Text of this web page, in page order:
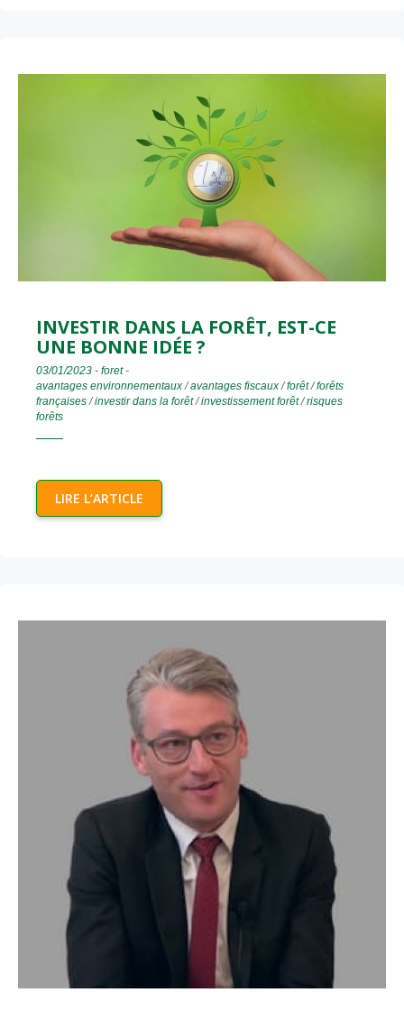
INVESTIR DANS LA FORÊT, EST-CE
UNE BONNE IDÉE ?
03/01/2023 - foret-
avantages environnementaux /avantages fiscaux /forêt/forêts
françaises /investir dans la forêt/investissement forêt/risques
forêts
LIRE L’ARTICLE